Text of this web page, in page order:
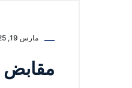
مارس 19, 2025
مقابض